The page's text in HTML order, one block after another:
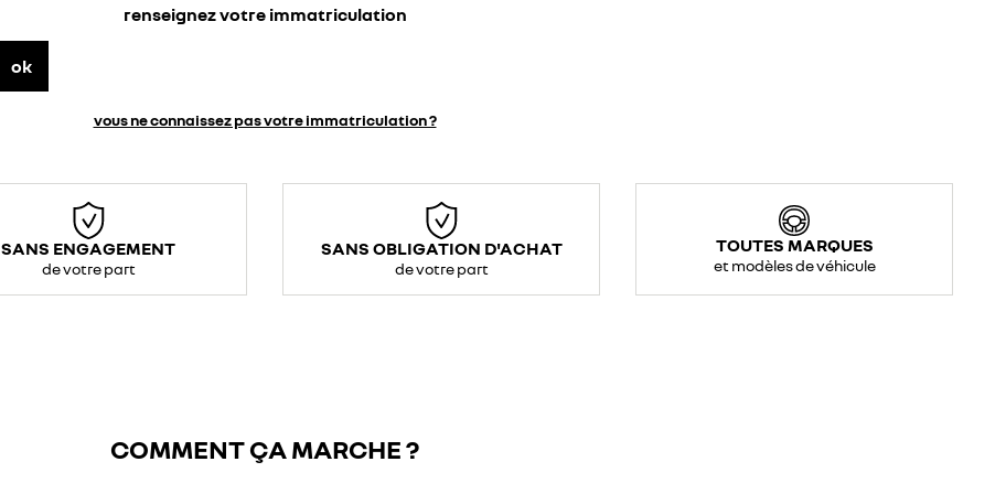
renseignez votre immatriculation
ok
vous ne connaissez pas votre immatriculation ?
SANS ENGAGEMENT
de votre part
SANS OBLIGATION D'ACHAT
de votre part
TOUTES MARQUES
et modèles de véhicule
COMMENT ÇA MARCHE ?